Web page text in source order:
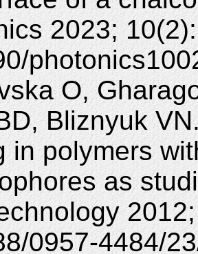
2023;
O,
Bliznyuk
in polymers
as
0957-4484/